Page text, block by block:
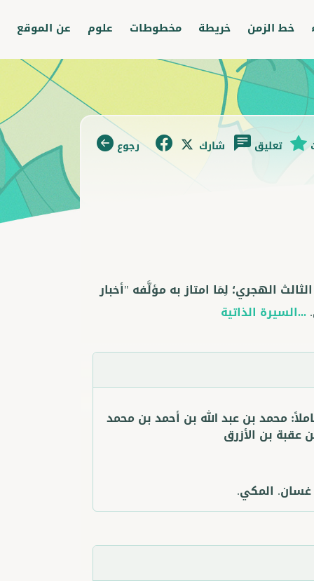
خط الزمن خريطة مخطوطات علوم عن الموقع
رجوع شارك تعليق
الهجري؛ لِمَا امتاز به مؤلَّفه "أخبار
...السيرة الذاتية
محمد بن عبد الله بن أحمد بن محمد
عقبة بن الأزرق
غسان. المكي.